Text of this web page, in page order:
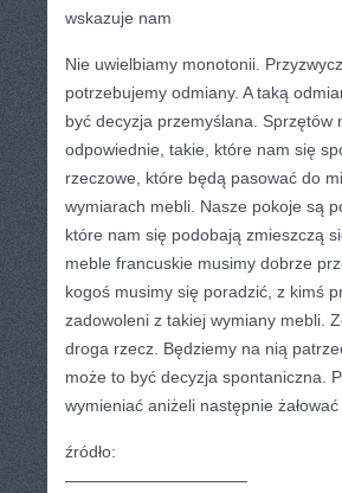
wskazuje nam
Nie uwielbiamy monotonii.
potrzebujemy odmiany. A taką
być decyzja przemyślana.
odpowiednie, takie, które nam się
rzeczowe, które będą pasować do
wymiarach mebli. Nasze pokoje są
które nam się podobają zmieszczą
meble francuskie musimy dobrze
kogoś musimy się poradzić, z kimś
zadowoleni z takiej wymiany mebli.
droga rzecz. Będziemy na nią
może to być decyzja spontaniczna.
wymieniać aniżeli następnie żałować
źródło:
———————————